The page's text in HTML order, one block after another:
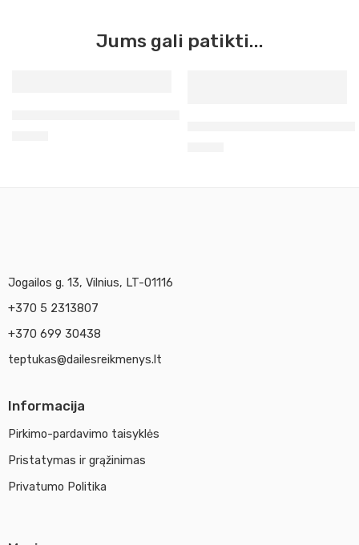
Jums gali patikti...
Jogailos g. 13, Vilnius, LT-01116
+370 5 2313807
+370 699 30438
teptukas@dailesreikmenys.lt
Informacija
Pirkimo-pardavimo taisyklės
Pristatymas ir grąžinimas
Privatumo Politika